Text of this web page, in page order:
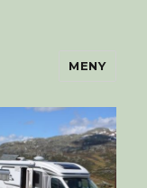
MENY